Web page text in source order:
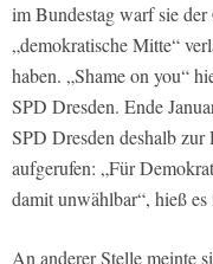
im Bundestag warf sie
„demokratische Mitte“
haben. „Shame on you“
SPD Dresden. Ende
SPD Dresden deshalb
aufgerufen: „Für
damit unwählbar“, hieß es
An anderer Stelle meinte